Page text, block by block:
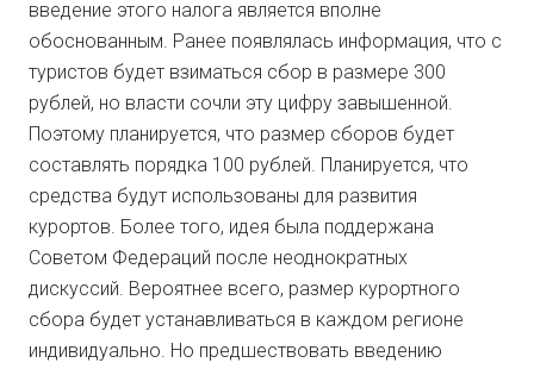
введение этого налога является вполне
обоснованным. Ранее появлялась информация, что с
туристов будет взиматься сбор в размере 300
рублей, но власти сочли эту цифру завышенной.
Поэтому планируется, что размер сборов будет
составлять порядка 100 рублей. Планируется, что
средства будут использованы для развития
курортов. Более того, идея была поддержана
Советом Федераций после неоднократных
дискуссий. Вероятнее всего, размер курортного
сбора будет устанавливаться в каждом регионе
индивидуально. Но предшествовать введению